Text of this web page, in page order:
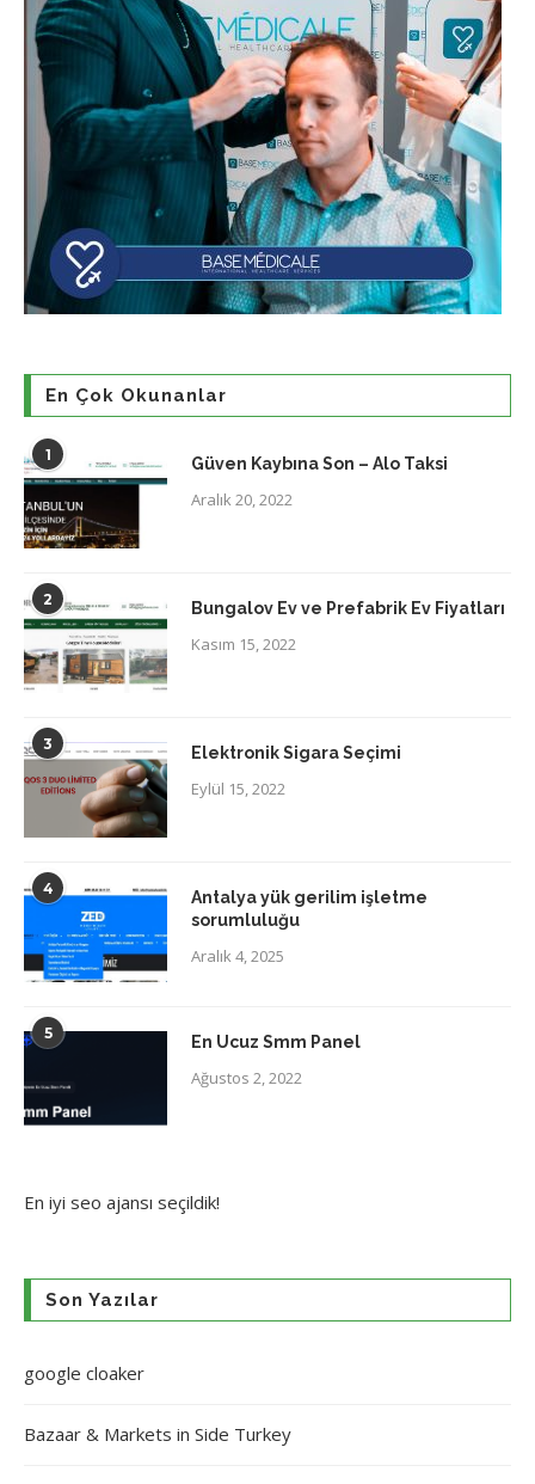
En Çok Okunanlar
1 Güven Kaybına Son – Alo Taksi
Aralık 20, 2022
2 Bungalov Ev ve Prefabrik Ev Fiyatları
Kasım 15, 2022
3 Elektronik Sigara Seçimi
Eylül 15, 2022
4
Antalya yük gerilim işletme
sorumluluğu
Aralık 4, 2025
5 En Ucuz Smm Panel
Ağustos 2, 2022
En iyi seo ajansı seçildik!
Son Yazılar
google cloaker
Bazaar & Markets in Side Turkey